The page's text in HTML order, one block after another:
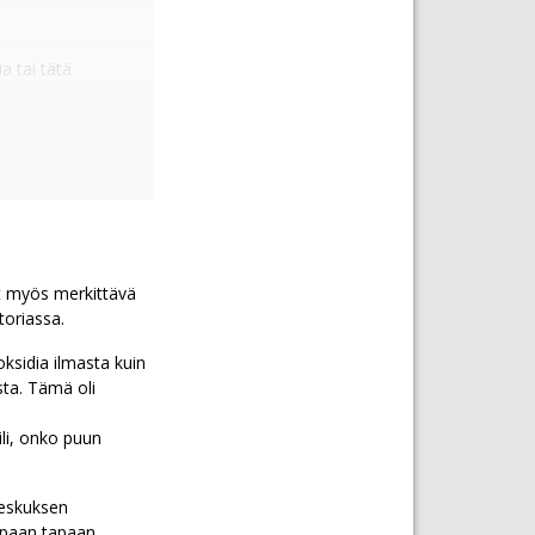
tai tätä
noin
laskevat.
Nyt
ja
merkittävä
ilmasta kuin
Tämä oli
onko puun